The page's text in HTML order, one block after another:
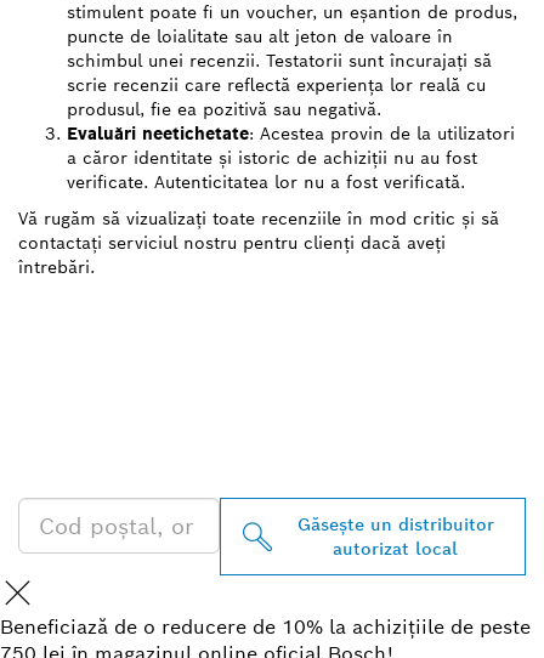
stimulent poate fi un voucher, un eșantion de produs,
puncte de loialitate sau alt jeton de valoare în
schimbul unei recenzii. Testatorii sunt încurajați să
scrie recenzii care reflectă experiența lor reală cu
produsul, fie ea pozitivă sau negativă.
Evaluări neetichetate: Acestea provin de la utilizatori
a căror identitate și istoric de achiziții nu au fost
verificate. Autenticitatea lor nu a fost verificată.
Vă rugăm să vizualizați toate recenziile în mod critic și să
contactați serviciul nostru pentru clienți dacă aveți
întrebări.
Găseşte un distribuitor
autorizat local
Beneficiază de o reducere de 10% la achizițiile de peste